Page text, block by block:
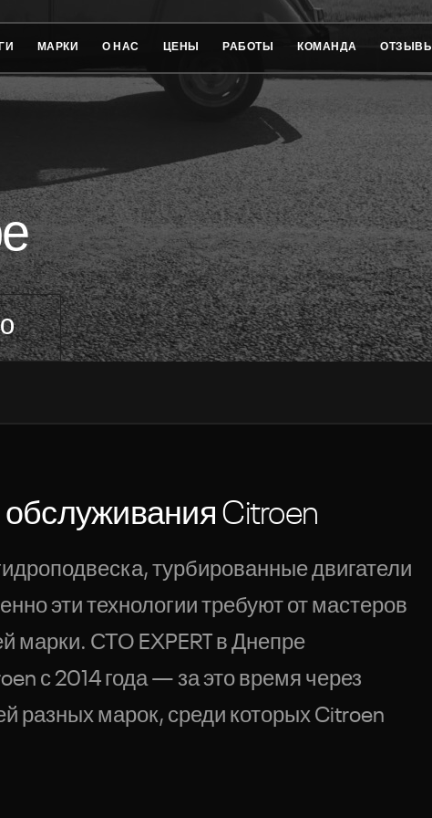
Citroen
турбированные двигатели
эти технологии требуют от мастеров
марки. СТО EXPERT в Днепре
с 2014 года — за это время через
марок, среди которых Citroen
МАРКИ О НАС ЦЕНЫ РАБОТЫ КОМАНДА ОТЗЫВЫ